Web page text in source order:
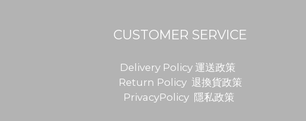
CUSTOMER SERVICE
Delivery Policy 運送政策
Return Policy 退換貨政策
PrivacyPolicy 隱私政策